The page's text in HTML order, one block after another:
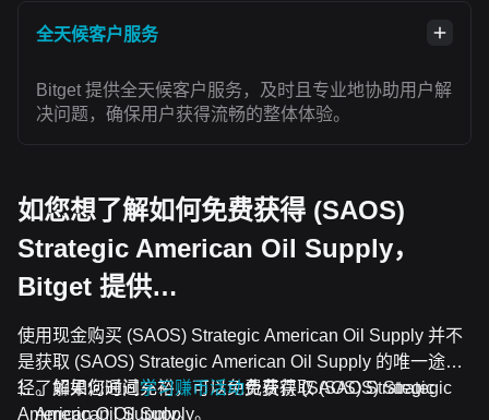
全天候客户服务
Bitget 提供全天候客户服务，及时且专业地协助用户解
决问题，确保用户获得流畅的整体体验。
如您想了解如何免费获得 (SAOS)
Strategic American Oil Supply，
Bitget 提供…
使用现金购买 (SAOS) Strategic American Oil Supply 并不
是获取 (SAOS) Strategic American Oil Supply 的唯一途
径。如果您时间充裕，可以免费获得 (SAOS) Strategic
American Oil Supply。
了解如何通过学习赚币活动免费获取 (SAOS) Strategic
American Oil Supply。